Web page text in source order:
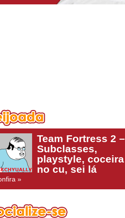
Team Fortress 2 –
Subclasses,
playstyle, coceira
no cu, sei lá
»